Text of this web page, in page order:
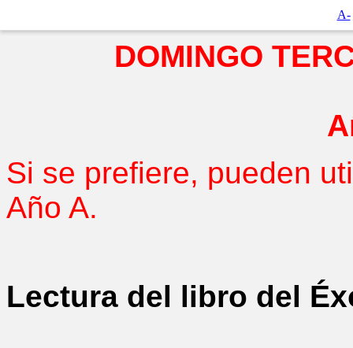
A-
DOMINGO
Si se prefiere, pueden
Año A.
Lectura del libro del